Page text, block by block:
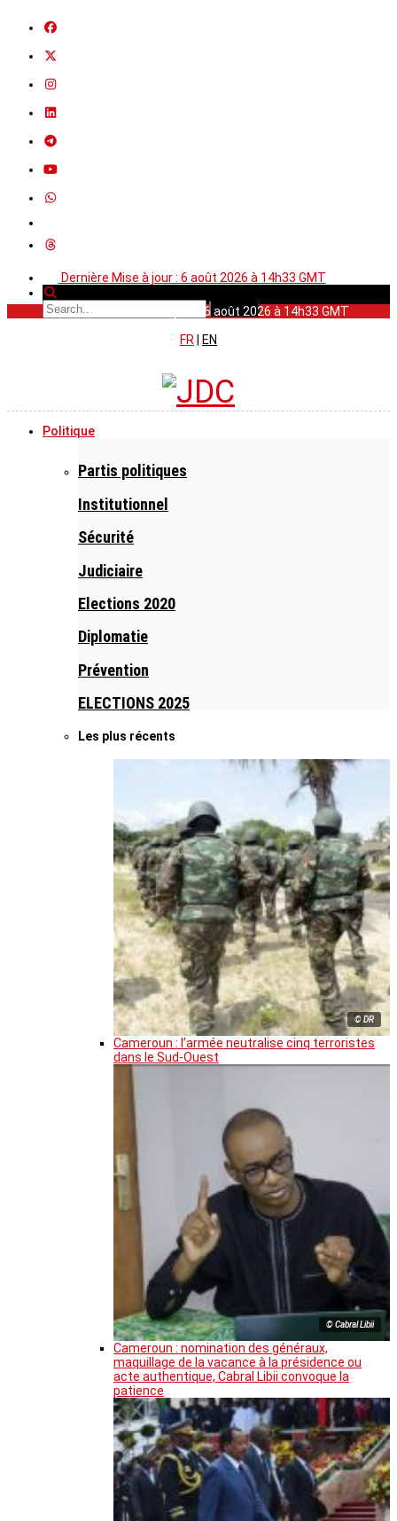
Dernière Mise à jour : 6 août 2026 à 14h33 GMT
Dernière Mise à jour : 6 août 2026 à 14h33 GMT
FR
EN
Politique
Partis politiques
Institutionnel
Sécurité
Judiciaire
Elections 2020
Diplomatie
Prévention
ELECTIONS 2025
Les plus récents
© DR
Cameroun : l’armée neutralise cinq terroristes
dans le Sud-Ouest
© Cabral Libii
Cameroun : nomination des généraux,
maquillage de la vacance à la présidence ou
acte authentique, Cabral Libii convoque la
patience